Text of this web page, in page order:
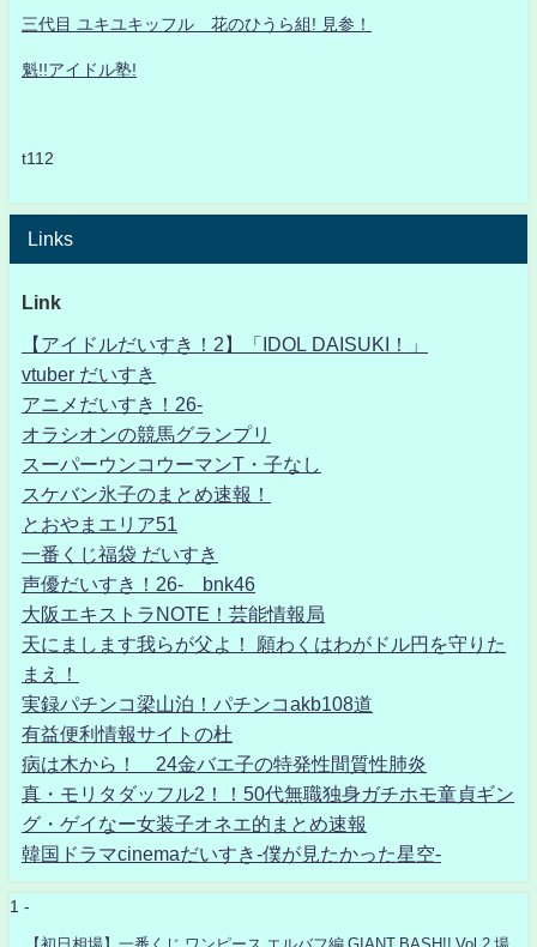
三代目 ユキユキッフル 花のひうら組! 見参！
魁!!アイドル塾!
t112
Links
Link
【アイドルだいすき！2】「IDOL DAISUKI！」
vtuber だいすき
アニメだいすき！26-
オラシオンの競馬グランプリ
スーパーウンコウーマンT・子なし
スケバン氷子のまとめ速報！
とおやまエリア51
一番くじ福袋 だいすき
声優だいすき！26- bnk46
大阪エキストラNOTE！芸能情報局
天にまします我らが父よ！ 願わくはわがドル円を守りた
まえ！
実録パチンコ梁山泊！パチンコakb108道
有益便利情報サイトの杜
病は木から！ 24金バエ子の特発性間質性肺炎
真・モリタダッフル2！！50代無職独身ガチホモ童貞ギン
グ・ゲイなー女装子オネエ的まとめ速報
韓国ドラマcinemaだいすき-僕が見たかった星空-
1 -